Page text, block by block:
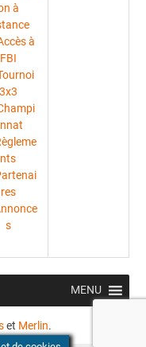
à
à
FBI
3x3
nts
res
s
MENU
et Merlin.